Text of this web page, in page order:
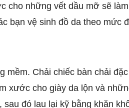
cho những vết dầu mỡ sẽ
bạn vệ sinh đồ da theo mức
Chải chiếc bàn chải
xước cho giày da lộn và
đó lau lại kỹ bằng khăn